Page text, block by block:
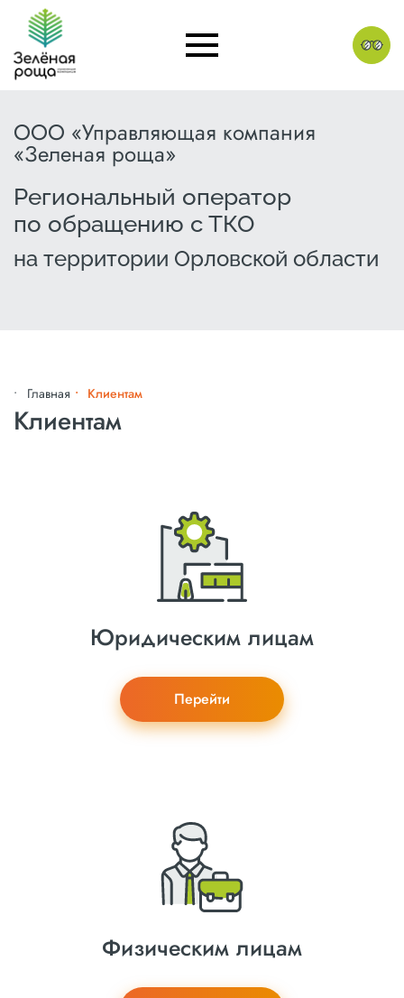
ООО «Управляющая компания
«Зеленая роща»
Региональный оператор
по обращению с ТКО
на территории Орловской области
Главная Клиентам
Клиентам
Юридическим лицам
Перейти
Физическим лицам